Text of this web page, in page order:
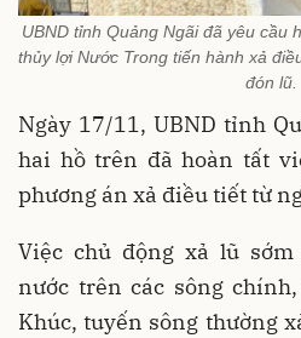
UBND tỉnh Quảng Ngãi đã yêu cầu
thủy lợi Nước Trong tiến hành xả
đón lũ.
Ngày 17/11, UBND tỉnh
hai hồ trên đã hoàn tất
phương án xả điều tiết từ
Việc chủ động xả lũ
nước trên các sông
Khúc, tuyến sông thường